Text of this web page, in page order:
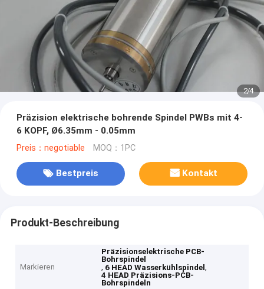
3/4
Präzision elektrische bohrende Spindel PWBs mit 4-
6 KOPF, Ø6.35mm - 0.05mm
Preis：negotiable MOQ：1PC
Bestpreis Kontakt
Produkt-Beschreibung
Markieren
Präzisionselektrische PCB-
Bohrspindel
, 6 HEAD Wasserkühlspindel,
4 HEAD Präzisions-PCB-
Bohrspindeln